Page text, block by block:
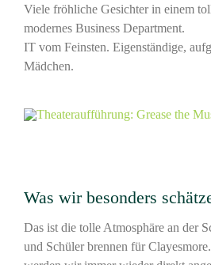
Viele fröhliche Gesichter in einem
modernes Business Department.
IT vom Feinsten. Eigenständige,
Mädchen.
Was wir besonders
Das ist die tolle Atmosphäre an der
und Schüler brennen für